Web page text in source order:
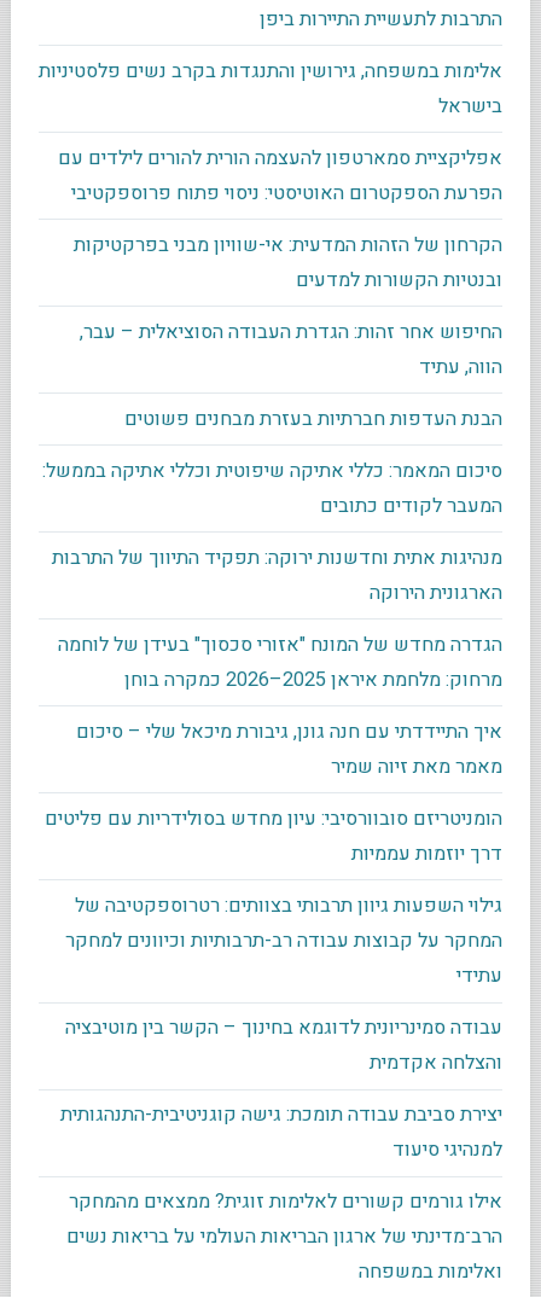
התרבות לתעשיית התיירות ביפן
אלימות במשפחה, גירושין והתנגדות בקרב נשים פלסטיניות
בישראל
אפליקציית סמארטפון להעצמה הורית להורים לילדים עם
הפרעת הספקטרום האוטיסטי: ניסוי פתוח פרוספקטיבי
הקרחון של הזהות המדעית: אי-שוויון מבני בפרקטיקות
ובנטיות הקשורות למדעים
החיפוש אחר זהות: הגדרת העבודה הסוציאלית – עבר,
הווה, עתיד
הבנת העדפות חברתיות בעזרת מבחנים פשוטים
סיכום המאמר: כללי אתיקה שיפוטית וכללי אתיקה בממשל:
המעבר לקודים כתובים
מנהיגות אתית וחדשנות ירוקה: תפקיד התיווך של התרבות
הארגונית הירוקה
הגדרה מחדש של המונח "אזורי סכסוך" בעידן של לוחמה
מרחוק: מלחמת איראן 2025–2026 כמקרה בוחן
איך התיידדתי עם חנה גונן, גיבורת מיכאל שלי – סיכום
מאמר מאת זיוה שמיר
הומניטריזם סובוורסיבי: עיון מחדש בסולידריות עם פליטים
דרך יוזמות עממיות
גילוי השפעות גיוון תרבותי בצוותים: רטרוספקטיבה של
המחקר על קבוצות עבודה רב-תרבותיות וכיוונים למחקר
עתידי
עבודה סמינריונית לדוגמא בחינוך – הקשר בין מוטיבציה
והצלחה אקדמית
יצירת סביבת עבודה תומכת: גישה קוגניטיבית-התנהגותית
למנהיגי סיעוד
אילו גורמים קשורים לאלימות זוגית? ממצאים מהמחקר
הרב־מדינתי של ארגון הבריאות העולמי על בריאות נשים
ואלימות במשפחה